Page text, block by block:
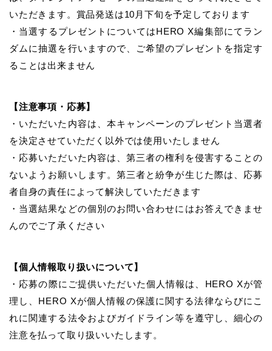
いただきます。賞品発送は10月下旬を予定しております
・当選するプレゼントについてはHERO X編集部にてラン
ダムに抽選を行いますので、ご希望のプレゼントを指定す
ることは出来ません
【注意事項・応募】
・いただいた内容は、本キャンペーンのプレゼント当選者
を決定させていただく以外では使用いたしません
・応募いただいた内容は、第三者の権利を侵害することの
ないようお願いします。第三者と紛争が生じた際は、応募
者自身の責任によって解決していただきます
・当選結果などの個別のお問い合わせにはお答えできませ
んのでご了承ください
【個人情報取り扱いについて】
・応募の際にご提供いただいた個人情報は、HERO Xが管
理し、HERO Xが個人情報の保護に関する法律ならびにこ
れに関連する法令およびガイドライン等を遵守し、細心の
注意を払って取り扱いいたします。